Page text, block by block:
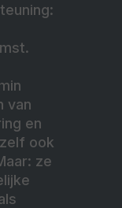
van
en
ook
ze